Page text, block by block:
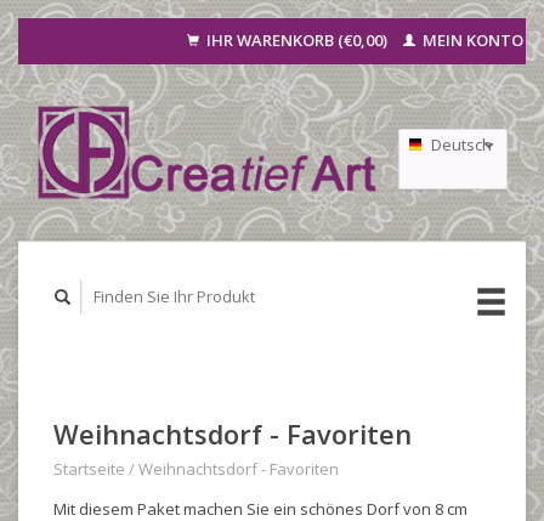
IHR WARENKORB (€0,00) MEIN KONTO
Deutsch
Nederlands
Weihnachtsdorf - Favoriten
Startseite /Weihnachtsdorf - Favoriten
Mit diesem Paket machen Sie ein schönes Dorf von 8 cm